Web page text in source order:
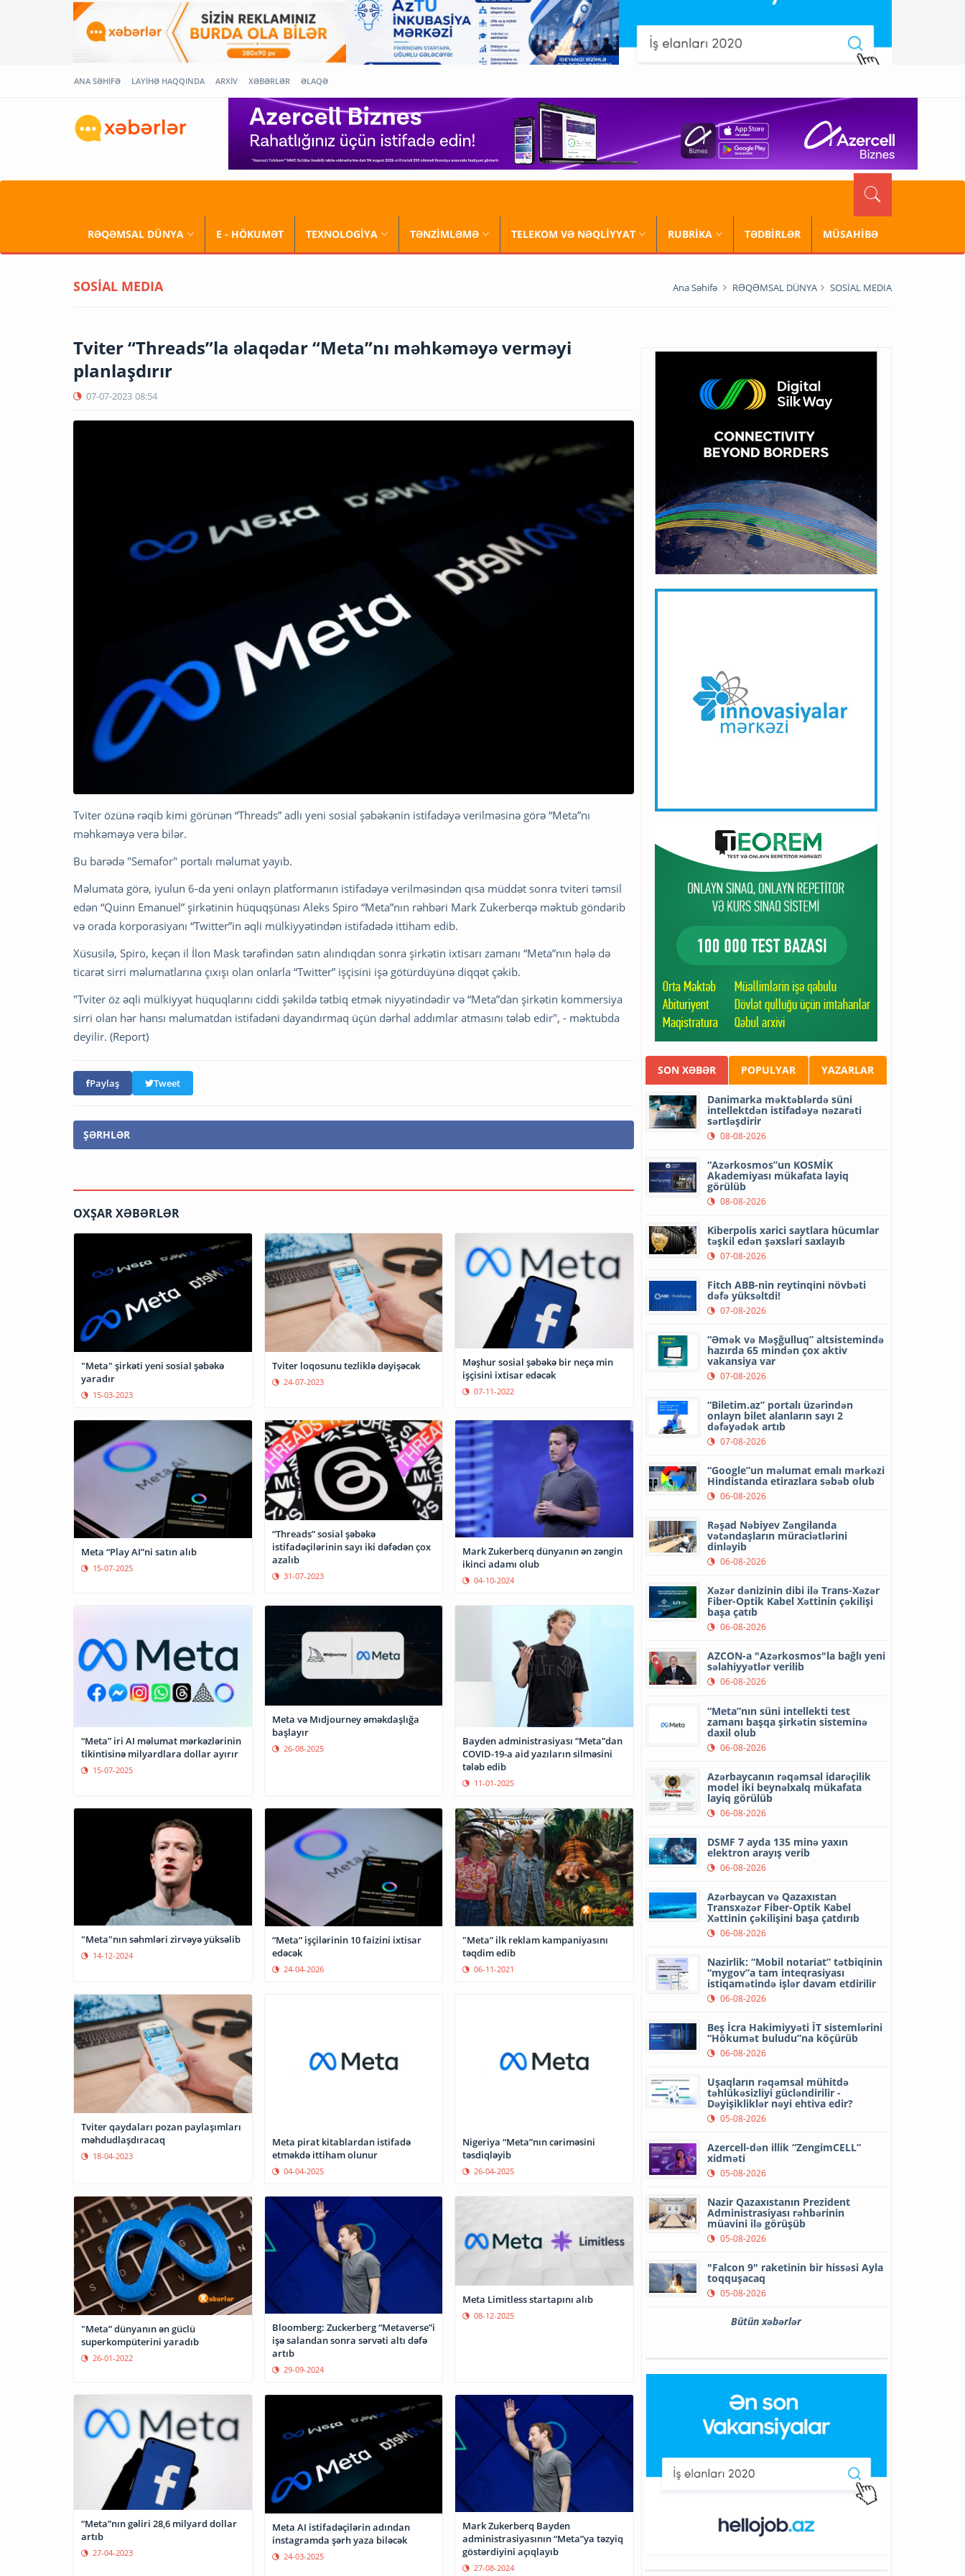
ANA SƏHİFƏ LAYİHƏ HAQQINDA ARXİV XƏBƏRLƏR ƏLAQƏ
RƏQƏMSAL DÜNYA E - HÖKUMƏT TEXNOLOGİYA TƏNZİMLƏMƏ TELEKOM VƏ NƏQLİYYAT RUBRİKA TƏDBİRLƏR MÜSAHİBƏ
SOSİAL MEDIA Ana Səhifə RƏQƏMSAL DÜNYA SOSİAL MEDIA
Tviter “Threads”la əlaqədar “Meta”nı məhkəməyə verməyi
planlaşdırır
07-07-2023 08:54
Tviter özünə rəqib kimi görünən “Threads” adlı yeni sosial şəbəkənin istifadəyə verilməsinə görə “Meta”nı
məhkəməyə verə bilər.
Bu barədə "Semafor" portalı məlumat yayıb.
Məlumata görə, iyulun 6-da yeni onlayn platformanın istifadəyə verilməsindən qısa müddət sonra tviteri təmsil
edən “Quinn Emanuel” şirkətinin hüquqşünası Aleks Spiro “Meta”nın rəhbəri Mark Zukerberqə məktub göndərib
və orada korporasiyanı “Twitter”in əqli mülkiyyətindən istifadədə ittiham edib.
Xüsusilə, Spiro, keçən il İlon Mask tərəfindən satın alındıqdan sonra şirkətin ixtisarı zamanı “Meta”nın hələ də
ticarət sirri məlumatlarına çıxışı olan onlarla “Twitter” işçisini işə götürdüyünə diqqət çəkib.
"Tviter öz əqli mülkiyyət hüquqlarını ciddi şəkildə tətbiq etmək niyyətindədir və “Meta”dan şirkətin kommersiya
sirri olan hər hansı məlumatdan istifadəni dayandırmaq üçün dərhal addımlar atmasını tələb edir", - məktubda
deyilir. (Report)
Paylaş Tweet
ŞƏRHLƏR
OXŞAR XƏBƏRLƏR
"Meta" şirkəti yeni sosial şəbəkə
yaradır
15-03-2023
Tviter loqosunu tezliklə dəyişəcək
24-07-2023
Məşhur sosial şəbəkə bir neçə min
işçisini ixtisar edəcək
07-11-2022
Meta “Play AI”ni satın alıb
15-07-2025
“Threads” sosial şəbəkə
istifadəçilərinin sayı iki dəfədən çox
azalıb
31-07-2023
Mark Zukerberq dünyanın ən zəngin
ikinci adamı olub
04-10-2024
“Meta” iri AI məlumat mərkəzlərinin
tikintisinə milyardlara dollar ayırır
15-07-2025
Meta və Mıdjourney əməkdaşlığa
başlayır
26-08-2025
Bayden administrasiyası “Meta”dan
COVID-19-a aid yazıların silməsini
tələb edib
11-01-2025
"Meta"nın səhmləri zirvəyə yüksəlib
14-12-2024
“Meta” işçilərinin 10 faizini ixtisar
edəcək
24-04-2026
"Meta” ilk reklam kampaniyasını
təqdim edib
06-11-2021
Tviter qaydaları pozan paylaşımları
məhdudlaşdıracaq
18-04-2023
Meta pirat kitablardan istifadə
etməkdə ittiham olunur
04-04-2025
Nigeriya “Meta”nın cəriməsini
təsdiqləyib
26-04-2025
"Meta” dünyanın ən güclü
superkompüterini yaradıb
26-01-2022
Bloomberg: Zuckerberg “Metaverse”i
işə salandan sonra sərvəti altı dəfə
artıb
29-09-2024
Meta Limitless startapını alıb
08-12-2025
“Meta”nın gəliri 28,6 milyard dollar
artıb
27-04-2023
Meta AI istifadəçilərin adından
instagramda şərh yaza biləcək
24-03-2025
Mark Zukerberq Bayden
administrasiyasının “Meta”ya təzyiq
göstərdiyini açıqlayıb
27-08-2024
SON XƏBƏR POPULYAR YAZARLAR
Danimarka məktəblərdə süni
intellektdən istifadəyə nəzarəti
sərtləşdirir
08-08-2026
“Azərkosmos”un KOSMİK
Akademiyası mükafata layiq
görülüb
08-08-2026
Kiberpolis xarici saytlara hücumlar
təşkil edən şəxsləri saxlayıb
07-08-2026
Fitch ABB-nin reytinqini növbəti
dəfə yüksəltdi!
07-08-2026
“Əmək və Məşğulluq” altsistemində
hazırda 65 mindən çox aktiv
vakansiya var
07-08-2026
“Biletim.az” portalı üzərindən
onlayn bilet alanların sayı 2
dəfəyədək artıb
07-08-2026
“Google”un məlumat emalı mərkəzi
Hindistanda etirazlara səbəb olub
06-08-2026
Rəşad Nəbiyev Zəngilanda
vətəndaşların müraciətlərini
dinləyib
06-08-2026
Xəzər dənizinin dibi ilə Trans-Xəzər
Fiber-Optik Kabel Xəttinin çəkilişi
başa çatıb
06-08-2026
AZCON-a "Azərkosmos"la bağlı yeni
səlahiyyətlər verilib
06-08-2026
“Meta”nın süni intellekti test
zamanı başqa şirkətin sisteminə
daxil olub
06-08-2026
Azərbaycanın rəqəmsal idarəçilik
model iki beynəlxalq mükafata
layiq görülüb
06-08-2026
DSMF 7 ayda 135 minə yaxın
elektron arayış verib
06-08-2026
Azərbaycan və Qazaxıstan
Transxəzər Fiber-Optik Kabel
Xəttinin çəkilişini başa çatdırıb
06-08-2026
Nazirlik: “Mobil notariat” tətbiqinin
“mygov”a tam inteqrasiyası
istiqamətində işlər davam etdirilir
06-08-2026
Beş İcra Hakimiyyəti İT sistemlərini
“Hökumət buludu”na köçürüb
06-08-2026
Uşaqların rəqəmsal mühitdə
təhlükəsizliyi gücləndirilir -
Dəyişikliklər nəyi ehtiva edir?
05-08-2026
Azercell-dən illik “ZengimCELL”
xidməti
05-08-2026
Nazir Qazaxıstanın Prezident
Administrasiyası rəhbərinin
müavini ilə görüşüb
05-08-2026
"Falcon 9" raketinin bir hissəsi Ayla
toqquşacaq
05-08-2026
Bütün xəbərlər